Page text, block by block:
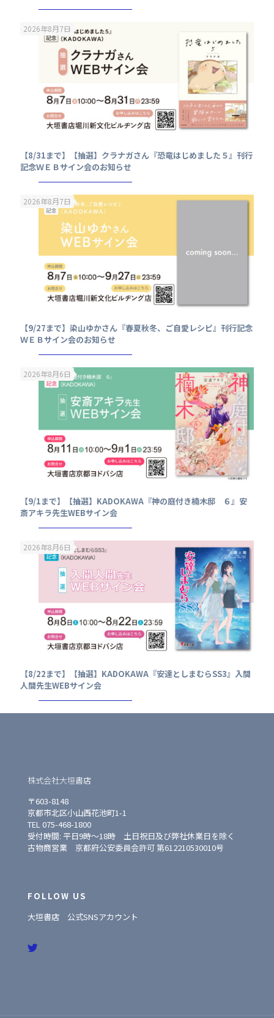
2026年8月7日
【8/31まで】【抽選】クラナガさん『恐竜はじめました５』刊行
記念ＷＥＢサイン会のお知らせ
2026年8月7日
【9/27まで】染山ゆかさん『春夏秋冬、ご自愛レシピ』刊行記念
ＷＥＢサイン会のお知らせ
2026年8月6日
【9/1まで】【抽選】KADOKAWA『神の庭付き楠木邸 ６』安
斎アキラ先生WEBサイン会
2026年8月6日
【8/22まで】【抽選】KADOKAWA『安達としまむらSS3』入間
人間先生WEBサイン会
株式会社大垣書店
〒603-8148
京都市北区小山西花池町1-1
TEL 075-468-1800
受付時間: 平日9時〜18時 土日祝日及び弊社休業日を除く
古物商営業 京都府公安委員会許可 第612210530010号
FOLLOW US
大垣書店 公式SNSアカウント